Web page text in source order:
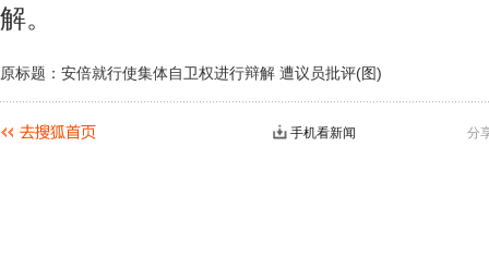
解。
原标题：安倍就行使集体自卫权进行辩解 遭议员批评(图)
分
手机看新闻